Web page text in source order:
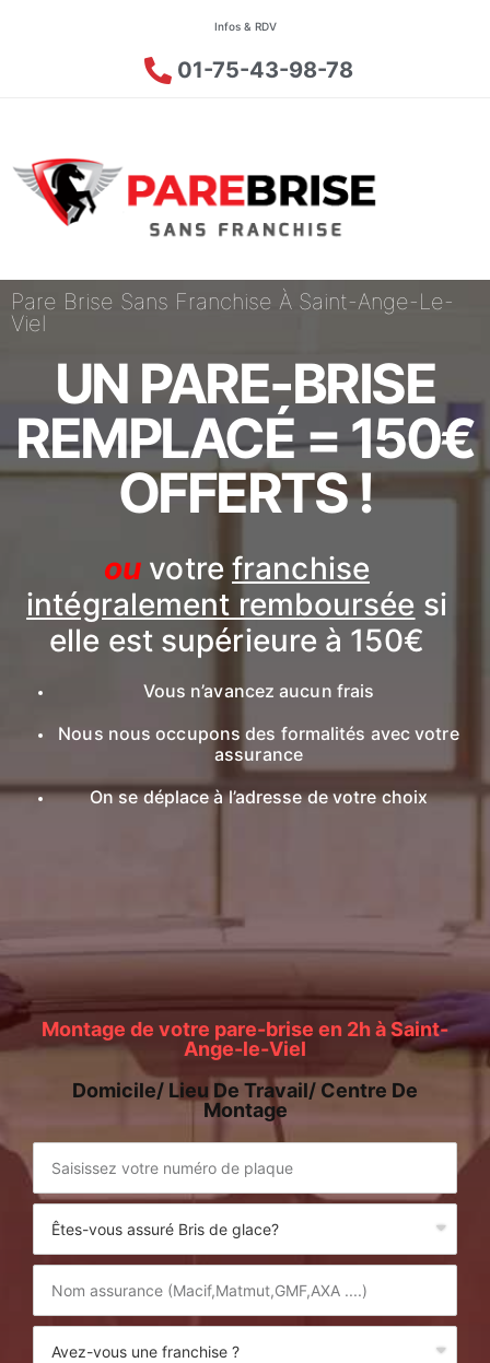
Infos & RDV
01-75-43-98-78
Pare Brise Sans Franchise À Saint-Ange-Le-
Viel
UN PARE-BRISE
REMPLACÉ = 150€
OFFERTS !
ou votre franchise
intégralement remboursée si
elle est supérieure à 150€
Vous n’avancez aucun frais
Nous nous occupons des formalités avec votre
assurance
On se déplace à l’adresse de votre choix
Montage de votre pare-brise en 2h à Saint-
Ange-le-Viel
Domicile/ Lieu De Travail/ Centre De
Montage